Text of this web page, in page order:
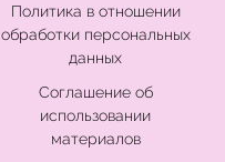
Политика в отношении
обработки персональных
данных
Соглашение об
использовании
материалов